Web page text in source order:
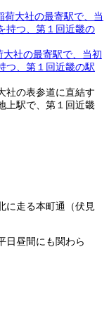
社の最寄駅で、当初
つ、第１回近畿の駅
社の表参道に直結す
上駅で、第１回近畿
に走る本町通（伏見
日昼間にも関わら